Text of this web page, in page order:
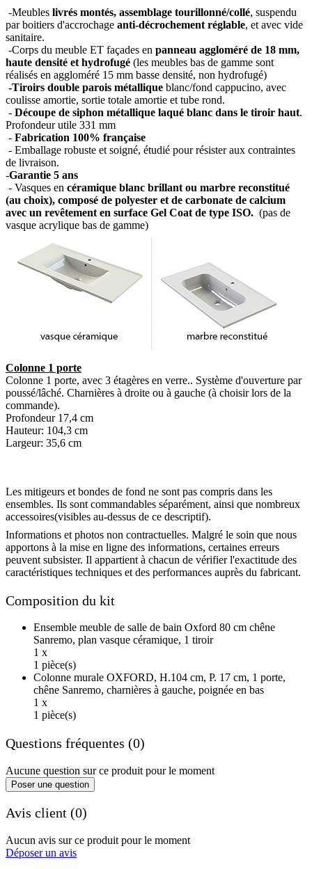
-Meubles livrés montés, assemblage tourillonné/collé, suspendu
par boitiers d'accrochage anti-décrochement réglable, et avec vide
sanitaire.
-Corps du meuble ET façades en panneau aggloméré de 18 mm,
haute densité et hydrofugé (les meubles bas de gamme sont
réalisés en aggloméré 15 mm basse densité, non hydrofugé)
-Tiroirs double parois métallique blanc/fond cappucino, avec
coulisse amortie, sortie totale amortie et tube rond.
- Découpe de siphon métallique laqué blanc dans le tiroir haut.
Profondeur utile 331 mm
- Fabrication 100% française
- Emballage robuste et soigné, étudié pour résister aux contraintes
de livraison.
-Garantie 5 ans
- Vasques en céramique blanc brillant ou marbre reconstitué
(au choix), composé de polyester et de carbonate de calcium
avec un revêtement en surface Gel Coat de type ISO. (pas de
vasque acrylique bas de gamme)
Colonne 1 porte
Colonne 1 porte, avec 3 étagères en verre.. Système d'ouverture par
poussé/lâché. Charnières à droite ou à gauche (à choisir lors de la
commande).
Profondeur 17,4 cm
Hauteur: 104,3 cm
Largeur: 35,6 cm
Les mitigeurs et bondes de fond ne sont pas compris dans les
ensembles. Ils sont commandables séparément, ainsi que nombreux
accessoires(visibles au-dessus de ce descriptif).
Informations et photos non contractuelles. Malgré le soin que nous
apportons à la mise en ligne des informations, certaines erreurs
peuvent subsister. Il appartient à chacun de vérifier l'exactitude des
caractéristiques techniques et des performances auprès du fabricant.
Composition du kit
Ensemble meuble de salle de bain Oxford 80 cm chêne
Sanremo, plan vasque céramique, 1 tiroir
1 x
1 pièce(s)
Colonne murale OXFORD, H.104 cm, P. 17 cm, 1 porte,
chêne Sanremo, charnières à gauche, poignée en bas
1 x
1 pièce(s)
Questions fréquentes (0)
Aucune question sur ce produit pour le moment
Poser une question
Avis client (0)
Aucun avis sur ce produit pour le moment
Déposer un avis